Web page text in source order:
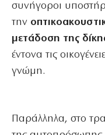
συνήγοροι
την
μετάδοση της
έντονα τις
γνώμη.
Παράλληλα, στο